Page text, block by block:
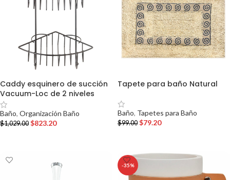
Caddy esquinero de succión
Vacuum-Loc de 2 niveles
Baño, Organización Baño
$1,029.00 $823.20
Tapete para baño Natural
Baño, Tapetes para Baño
$99.00 $79.20
-35%